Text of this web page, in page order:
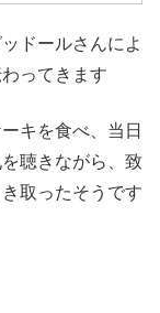
ドールさんによ
ってきます
キを食べ、当日
聴きながら、致
取ったそうです